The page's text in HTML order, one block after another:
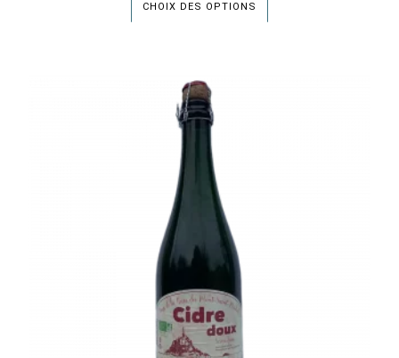
CHOIX DES OPTIONS